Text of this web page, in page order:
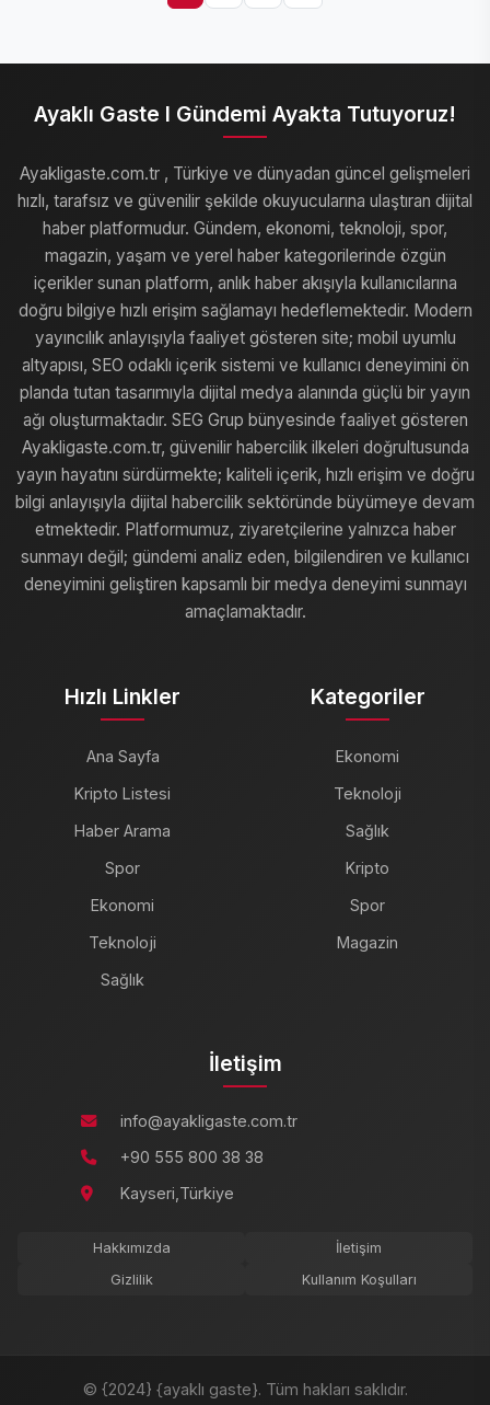
Ayaklı Gaste I Gündemi Ayakta Tutuyoruz!
Ayakligaste.com.tr , Türkiye ve dünyadan güncel gelişmeleri
hızlı, tarafsız ve güvenilir şekilde okuyucularına ulaştıran dijital
haber platformudur. Gündem, ekonomi, teknoloji, spor,
magazin, yaşam ve yerel haber kategorilerinde özgün
içerikler sunan platform, anlık haber akışıyla kullanıcılarına
doğru bilgiye hızlı erişim sağlamayı hedeflemektedir. Modern
yayıncılık anlayışıyla faaliyet gösteren site; mobil uyumlu
altyapısı, SEO odaklı içerik sistemi ve kullanıcı deneyimini ön
planda tutan tasarımıyla dijital medya alanında güçlü bir yayın
ağı oluşturmaktadır. SEG Grup bünyesinde faaliyet gösteren
Ayakligaste.com.tr, güvenilir habercilik ilkeleri doğrultusunda
yayın hayatını sürdürmekte; kaliteli içerik, hızlı erişim ve doğru
bilgi anlayışıyla dijital habercilik sektöründe büyümeye devam
etmektedir. Platformumuz, ziyaretçilerine yalnızca haber
sunmayı değil; gündemi analiz eden, bilgilendiren ve kullanıcı
deneyimini geliştiren kapsamlı bir medya deneyimi sunmayı
amaçlamaktadır.
Hızlı Linkler
Ana Sayfa
Kripto Listesi
Haber Arama
Spor
Ekonomi
Teknoloji
Sağlık
Kategoriler
Ekonomi
Teknoloji
Sağlık
Kripto
Spor
Magazin
İletişim
info@ayakligaste.com.tr
+90 555 800 38 38
Kayseri,Türkiye
Hakkımızda
İletişim
Gizlilik
Kullanım Koşulları
© {2024} {ayaklı gaste}. Tüm hakları saklıdır.